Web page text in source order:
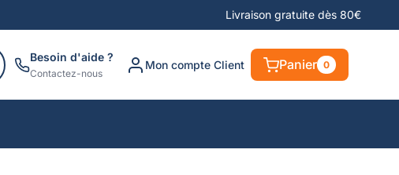
Livraison gratuite dès 80€
Besoin d'aide ?
Contactez-nous
Mon compte Client Panier 0